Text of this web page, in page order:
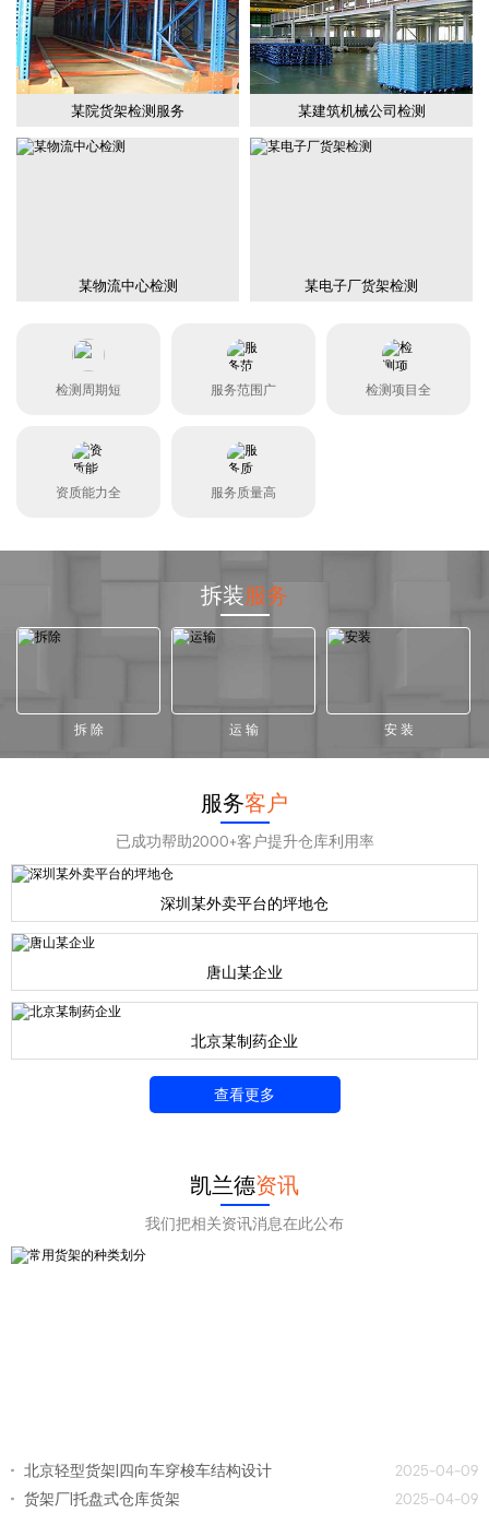
某院货架检测服务 某建筑机械公司检测
某物流中心检测 某电子厂货架检测
检测周期短 服务范围广 检测项目全
资质能力全 服务质量高
拆装服务
拆 除 运 输 安 装
服务客户
已成功帮助2000+客户提升仓库利用率
深圳某外卖平台的坪地仓
唐山某企业
北京某制药企业
查看更多
凯兰德资讯
我们把相关资讯消息在此公布
北京轻型货架|四向车穿梭车结构设计
2025-04-09
货架厂|托盘式仓库货架
2025-04-09